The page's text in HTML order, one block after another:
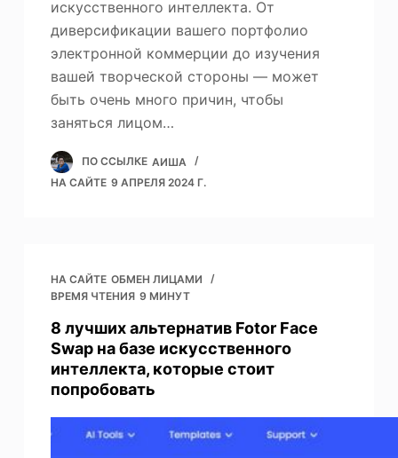
искусственного интеллекта. От
диверсификации вашего портфолио
электронной коммерции до изучения
вашей творческой стороны — может
быть очень много причин, чтобы
заняться лицом…
ПО ССЫЛКЕ АИША
НА САЙТЕ 9 АПРЕЛЯ 2024 Г.
НА САЙТЕ ОБМЕН ЛИЦАМИ
ВРЕМЯ ЧТЕНИЯ 9 МИНУТ
8 лучших альтернатив Fotor Face
Swap на базе искусственного
интеллекта, которые стоит
попробовать